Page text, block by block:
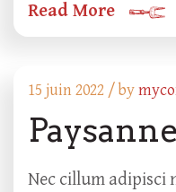
Read More
15 juin 2022 /by
Paysanne
Nec cillum adipisci